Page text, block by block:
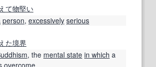
て物堅い
person, excessively serious
た境界
, the mental state in which a
overcome